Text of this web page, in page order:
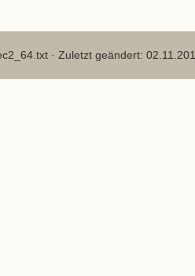
· Zuletzt geändert: